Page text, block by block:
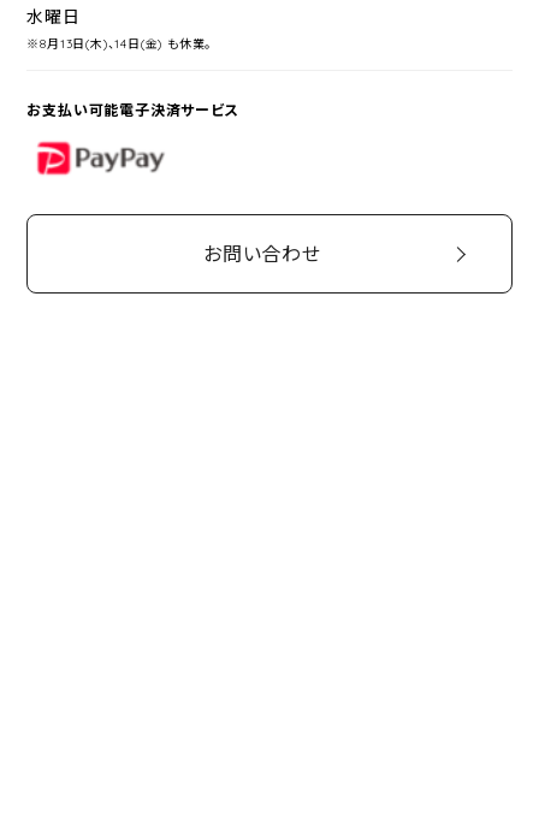
水曜日
※8月13日(木)、14日(金) も休業。
お支払い可能電子決済サービス
PayPay
お問い合わせ